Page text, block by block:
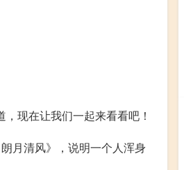
现在让我们一起来看看吧！
月清风》，说明一个人浑身